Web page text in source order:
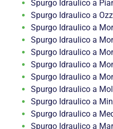
Spurgo Idraulico a
Spurgo Idraulico a
Spurgo Idraulico a
Spurgo Idraulico a
Spurgo Idraulico a
Spurgo Idraulico a
Spurgo Idraulico a
Spurgo Idraulico a
Spurgo Idraulico a
Spurgo Idraulico a
Spurgo Idraulico a